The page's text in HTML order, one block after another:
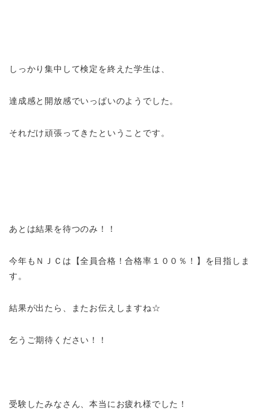
しっかり集中して検定を終えた学生は、
達成感と開放感でいっぱいのようでした。
それだけ頑張ってきたということです。
あとは結果を待つのみ！！
今年もＮＪＣは【全員合格！合格率１００％！】を目指しま
す。
結果が出たら、またお伝えしますね☆
乞うご期待ください！！
受験したみなさん、本当にお疲れ様でした！